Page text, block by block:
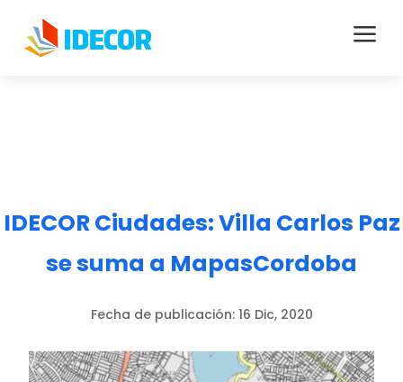
a
IDECOR Ciudades: Villa Carlos Paz
se suma a MapasCordoba
Fecha de publicación: 16 Dic, 2020